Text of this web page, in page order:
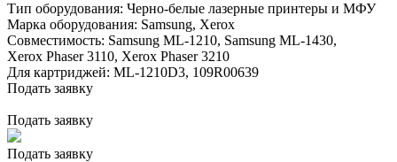
Тип оборудования: Черно-белые лазерные принтеры и МФУ
Марка оборудования: Samsung, Xerox
Совместимость: Samsung ML-1210, Samsung ML-1430,
Xerox Phaser 3110, Xerox Phaser 3210
Для картриджей: ML-1210D3, 109R00639
Подать заявку
Подать заявку
Подать заявку